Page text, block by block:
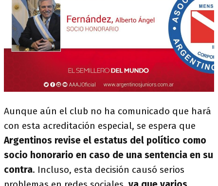
Aunque aún el club no ha comunicado que hará
con esta acreditación especial, se espera que
Argentinos revise el estatus del político como
socio honorario en caso de una sentencia en su
contra. Incluso, esta decisión causó serios